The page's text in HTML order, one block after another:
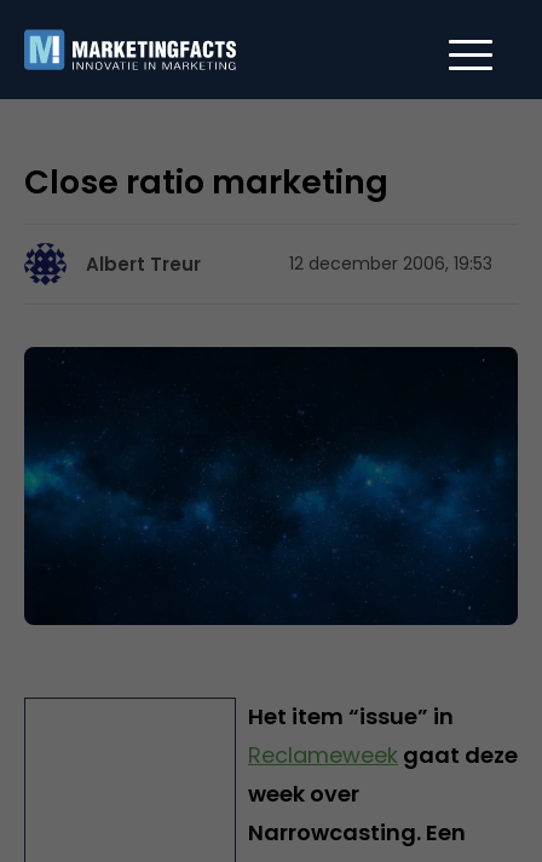
Close ratio marketing
Albert Treur 12 december 2006, 19:53
Het item “issue” in
Reclameweek gaat deze
week over
Narrowcasting. Een